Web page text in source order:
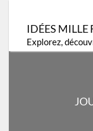
content
IDÉES MILLE
Explorez,